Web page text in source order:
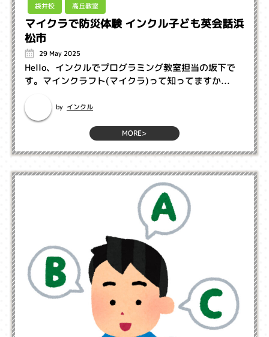
袋井校 高丘教室
マイクラで防災体験 インクル子ども英会話浜
松市
29 May 2025
Hello、インクルでプログラミング教室担当の坂下で
す。マインクラフト(マイクラ)って知ってますか...
by インクル
MORE>